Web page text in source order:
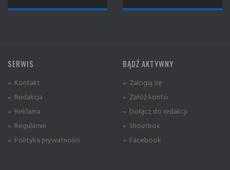
SERWIS
» Kontakt
» Redakcja
» Reklama
» Regulamin
» Polityka prywatności
BĄDŹ AKTYWNY
» Zaloguj się
» Załóż konto
» Dołącz do redakcji
» Shoutbox
» Facebook